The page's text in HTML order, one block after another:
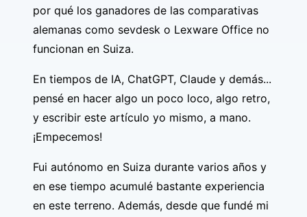
por qué los ganadores de las comparativas
alemanas como sevdesk o Lexware Office no
funcionan en Suiza.
En tiempos de IA, ChatGPT, Claude y demás...
pensé en hacer algo un poco loco, algo retro,
y escribir este artículo yo mismo, a mano.
¡Empecemos!
Fui autónomo en Suiza durante varios años y
en ese tiempo acumulé bastante experiencia
en este terreno. Además, desde que fundé mi